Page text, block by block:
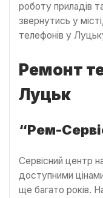
роботу приладів
звернутись у
телефонів у
Ремонт
Луцьк
“Рем-
Сервісний центр
доступними
ще багато років.